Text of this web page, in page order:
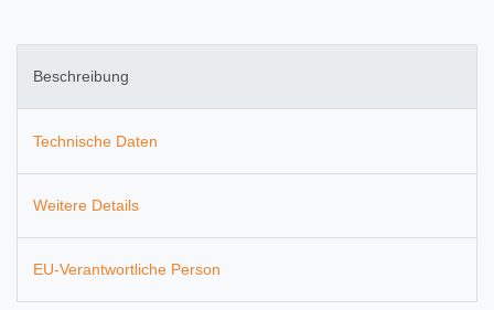
Beschreibung
Technische Daten
Weitere Details
EU-Verantwortliche Person